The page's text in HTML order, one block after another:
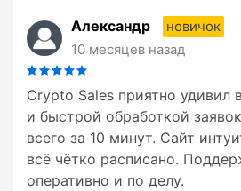
Александр
новичок
10 месяцев назад
Crypto Sales приятно удивил
и быстрой обработкой
всего за 10 минут. Сайт
всё чётко расписано.
оперативно и по делу.